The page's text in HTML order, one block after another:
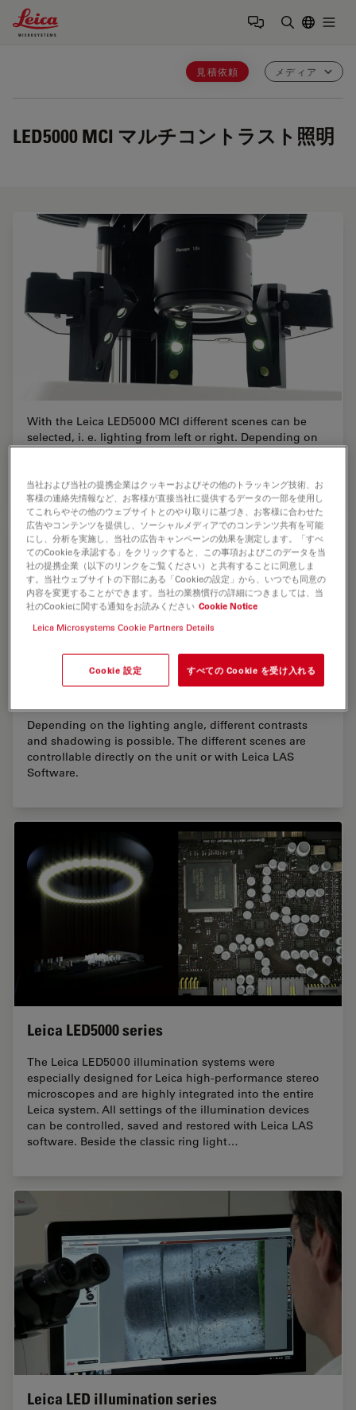
Leica Microsystems Logo
見積依頼 メディア
LED5000 MCI マルチコントラスト照明
With the Leica LED5000 MCI different scenes can be
selected, i. e. lighting from left or right. Depending on
Depending on the lighting angle, different contrasts
and shadowing is possible. The different scenes are
controllable directly on the unit or with Leica LAS
Software.
Leica LED5000 series
The Leica LED5000 illumination systems were
especially designed for Leica high-performance stereo
microscopes and are highly integrated into the entire
Leica system. All settings of the illumination devices
can be controlled, saved and restored with Leica LAS
software. Beside the classic ring light…
Leica LED illumination series
当社および当社の提携企業はクッキーおよびその他のトラッキング技術、お
客様の連絡先情報など、お客様が直接当社に提供するデータの一部を使用し
てこれらやその他のウェブサイトとのやり取りに基づき、お客様に合わせた
広告やコンテンツを提供し、ソーシャルメディアでのコンテンツ共有を可能
にし、分析を実施し、当社の広告キャンペーンの効果を測定します。「すべ
てのCookieを承認する」をクリックすると、この事項およびこのデータを当
社の提携企業（以下のリンクをご覧ください）と共有することに同意しま
す。当社ウェブサイトの下部にある「Cookieの設定」から、いつでも同意の
内容を変更することができます。当社の業務慣行の詳細につきましては、当
社のCookieに関する通知をお読みください Cookie Notice
Leica Microsystems Cookie Partners Details
Cookie 設定 すべての Cookie を受け入れる